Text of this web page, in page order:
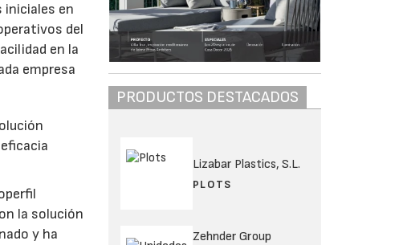
iniciales en
del
en la
empresa
la solución
y ha
PRODUCTOS DESTACADOS
Lizabar Plastics, S.L.
PLOTS
Zehnder Group